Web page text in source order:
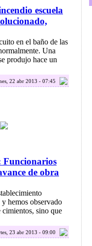
escuela
en el baño de las
Una
produjo hace un
22 abr 2013 - 07:45
Funcionarios
de obra
hemos observado
cimientos, sino que
23 abr 2013 - 09:00